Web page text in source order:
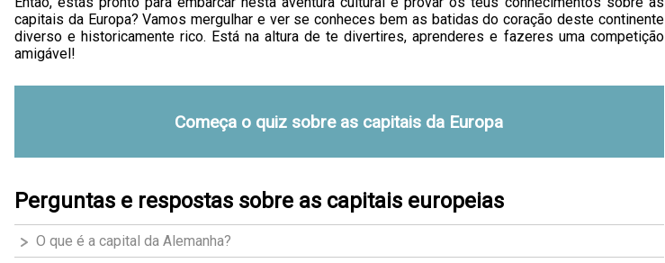
capitais da Europa? Vamos mergulhar e ver se conheces bem as batidas do coração deste continente
diverso e historicamente rico. Está na altura de te divertires, aprenderes e fazeres uma competição
amigável!
Começa o quiz sobre as capitais da Europa
Perguntas e respostas sobre as capitais europeias
O que é a capital da Alemanha?